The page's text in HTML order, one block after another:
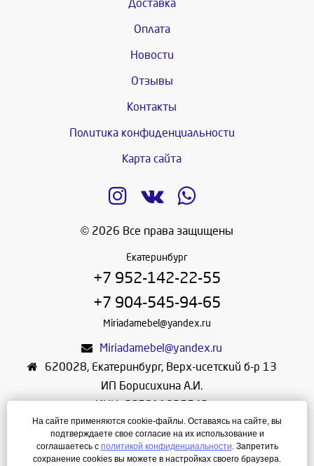
Доставка
Оплата
Новости
Отзывы
Контакты
Политика конфиденциальности
Карта сайта
© 2026 Все права защищены
Екатеринбург
+7 952-142-22-55
+7 904-545-94-65
Miriadamebel@yandex.ru
Miriadamebel@yandex.ru
620028, Екатеринбург, Верх-исетский б-р 13
ИП Борисихина А.И.
ИНН: 665811825542
ОГРНИП: 312665804600057
Режим работы: Ежедневно с 10-30 до 19-30
На сайте применяются cookie-файлы. Оставаясь на сайте, вы
подтверждаете свое согласие на их использование и
соглашаетесь с политикой конфиденциальности. Запретить
сохранение cookies вы можете в настройках своего браузера.